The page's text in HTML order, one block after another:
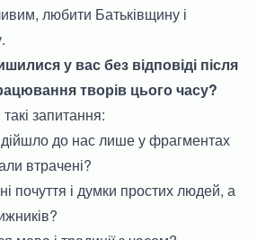
любити Батьківщину і
у вас без відповіді після
творів цього часу?
запитання:
дійшло до нас лише у фрагментах
втрачені?
почуття і думки простих людей, а